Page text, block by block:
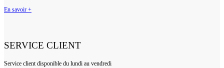
En savoir +
SERVICE CLIENT
Service client disponible du lundi au vendredi